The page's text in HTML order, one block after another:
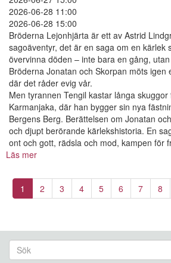
2026-06-28 11:00
2026-06-28 15:00
Bröderna Lejonhjärta är ett av Astrid
sagoäventyr, det är en saga om en kärlek
övervinna döden – inte bara en gång,
Bröderna Jonatan och Skorpan möts igen
där det råder evig vår.
Men tyrannen Tengil kastar långa skuggor
Karmanjaka, där han bygger sin nya
Bergens Berg. Berättelsen om Jonatan
och djupt berörande kärlekshistoria. En
ont och gott, rädsla och mod, kampen för
Läs mer
Lejonhjärta
1
2 3 4 5 6 7 8
Sökformulär